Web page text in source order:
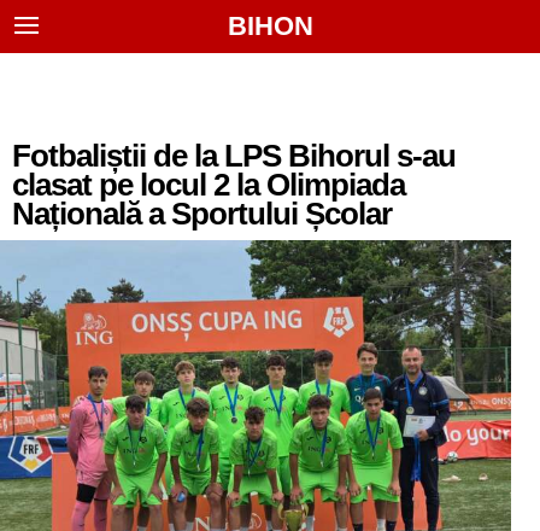
BIHON
Fotbaliștii de la LPS Bihorul s-au
clasat pe locul 2 la Olimpiada
Națională a Sportului Școlar